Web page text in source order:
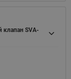
клапан SVA-